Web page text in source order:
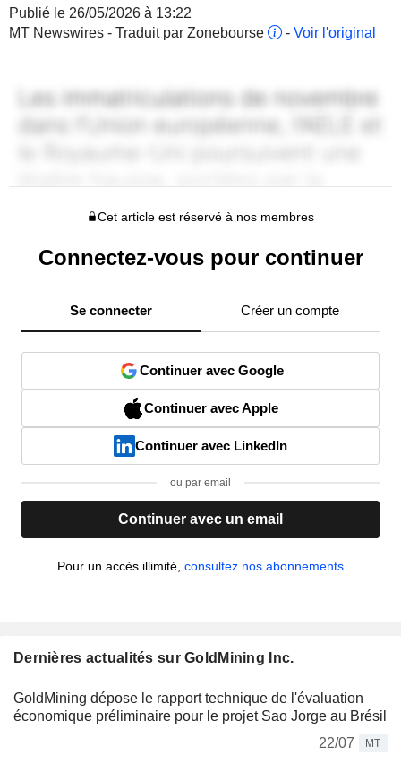
Publié le 26/05/2026 à 13:22
MT Newswires - Traduit par Zonebourse
- Voir l'original
Cet article est réservé à nos membres
Connectez-vous pour continuer
Se connecter Créer un compte
Continuer avec Google
Continuer avec Apple
Continuer avec LinkedIn
ou par email
Continuer avec un email
Pour un accès illimité, consultez nos abonnements
Dernières actualités sur GoldMining Inc.
GoldMining dépose le rapport technique de l'évaluation
économique préliminaire pour le projet Sao Jorge au Brésil
22/07
MT